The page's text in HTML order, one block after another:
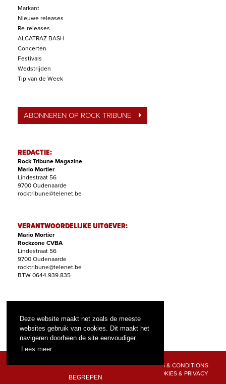
Deze website maakt net zoals de meeste
websites gebruik van cookies. Dit maakt het
navigeren doorheen de site eenvoudiger.
Lees meer
BEGREPEN
Markant
Nieuwe releases
Re-releases
ALCATRAZ BASH
Concerten
Festivals
Wedstrijden
Tip van de Week
ABONNEREN OP ROCK TRIBUNE
REDACTIE:
Rock Tribune Magazine
Mario Mortier
Lindestraat 56
9700 Oudenaarde
rocktribune@telenet.be
VERANTWOORDELIJKE UITGEVER:
Mario Mortier
Rockzone CVBA
Lindestraat 56
9700 Oudenaarde
rocktribune@telenet.be
BTW 0644.939.835
Filip Nollet
abonnementen@rock-tribune.com
TERMS & CONDITIONS
COOKIES & PRIVACY